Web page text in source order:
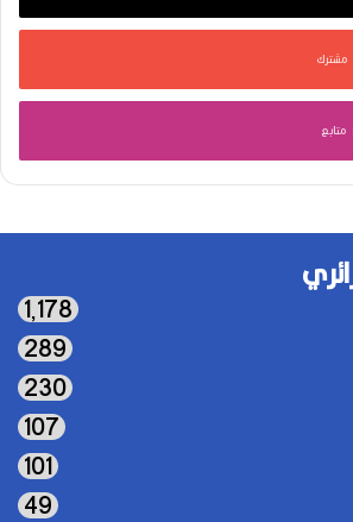
مشترك
متابع
1٬178
289
230
107
101
49